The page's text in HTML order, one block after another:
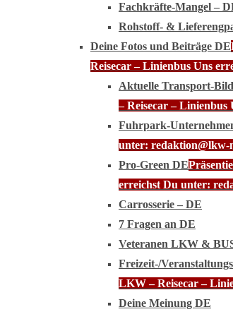
Fachkräfte-Mangel –
Rohstoff- &
Deine Fotos und Beiträge DE
Reisecar – Linienbus Uns
Aktuelle Transport-
– Reisecar –
Fuhrpark-
unter: redaktion@lkw-
Pro-Green DE
erreichst Du unter:
Carrosserie – DE
7 Fragen an DE
Veteranen LKW &
Freizeit-/
LKW – Reisecar –
Deine Meinung DE